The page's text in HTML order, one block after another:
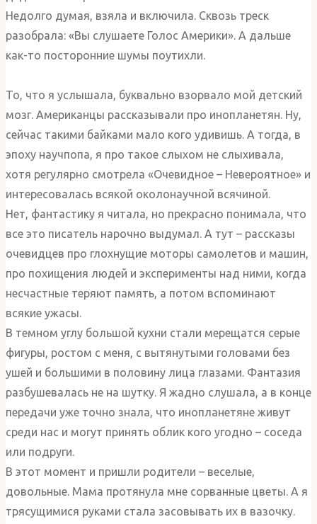
Недолго думая, взяла и включила. Сквозь треск
разобрала: «Вы слушаете Голос Америки». А дальше
как-то посторонние шумы поутихли.
То, что я услышала, буквально взорвало мой детский
мозг. Американцы рассказывали про инопланетян. Ну,
сейчас такими байками мало кого удивишь. А тогда, в
эпоху научпопа, я про такое слыхом не слыхивала,
хотя регулярно смотрела «Очевидное – Невероятное» и
интересовалась всякой околонаучной всячиной.
Нет, фантастику я читала, но прекрасно понимала, что
все это писатель нарочно выдумал. А тут – рассказы
очевидцев про глохнущие моторы самолетов и машин,
про похищения людей и эксперименты над ними, когда
несчастные теряют память, а потом вспоминают
всякие ужасы.
В темном углу большой кухни стали мерещатся серые
фигуры, ростом с меня, с вытянутыми головами без
ушей и большими в половину лица глазами. Фантазия
разбушевалась не на шутку. Я жадно слушала, а в конце
передачи уже точно знала, что инопланетяне живут
среди нас и могут принять облик кого угодно – соседа
или подруги.
В этот момент и пришли родители – веселые,
довольные. Мама протянула мне сорванные цветы. А я
трясущимися руками стала засовывать их в вазочку.